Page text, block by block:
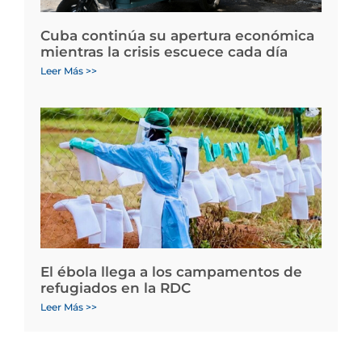
Cuba continúa su apertura económica
mientras la crisis escuece cada día
Leer Más >>
El ébola llega a los campamentos de
refugiados en la RDC
Leer Más >>